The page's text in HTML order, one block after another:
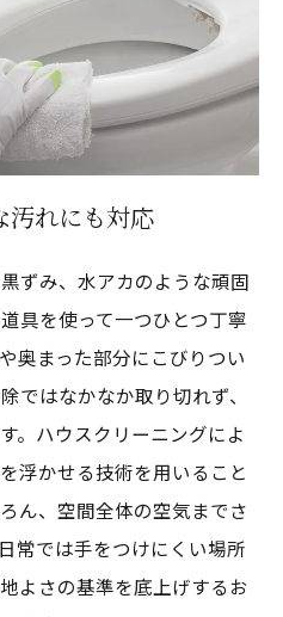
汚れにも対応
ずみ、水アカのような頑固
具を使って一つひとつ丁寧
奥まった部分にこびりつい
ではなかなか取り切れず、
。ハウスクリーニングによ
浮かせる技術を用いること
ん、空間全体の空気までさ
常では手をつけにくい場所
よさの基準を底上げするお